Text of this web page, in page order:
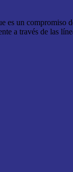
un compromiso
a través de las